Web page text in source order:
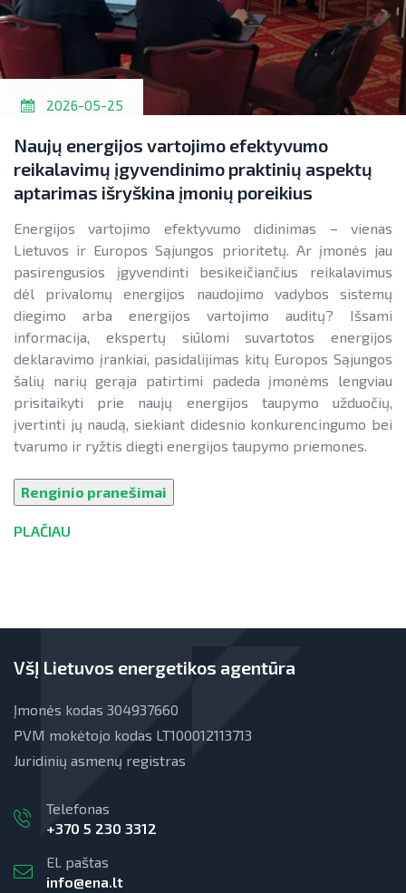
2026-05-25
Naujų energijos vartojimo efektyvumo
reikalavimų įgyvendinimo praktinių aspektų
aptarimas išryškina įmonių poreikius
Energijos vartojimo efektyvumo didinimas – vienas
Lietuvos ir Europos Sąjungos prioritetų. Ar įmonės jau
pasirengusios įgyvendinti besikeičiančius reikalavimus
dėl privalomų energijos naudojimo vadybos sistemų
diegimo arba energijos vartojimo auditų? Išsami
informacija, ekspertų siūlomi suvartotos energijos
deklaravimo įrankiai, pasidalijimas kitų Europos Sąjungos
šalių narių gerąja patirtimi padeda įmonėms lengviau
prisitaikyti prie naujų energijos taupymo užduočių,
įvertinti jų naudą, siekiant didesnio konkurencingumo bei
tvarumo ir ryžtis diegti energijos taupymo priemones.
Renginio pranešimai
PLAČIAU
VšĮ Lietuvos energetikos agentūra
Įmonės kodas 304937660
PVM mokėtojo kodas LT100012113713
Juridinių asmenų registras
Telefonas
+370 5 230 3312
El. paštas
info@ena.lt